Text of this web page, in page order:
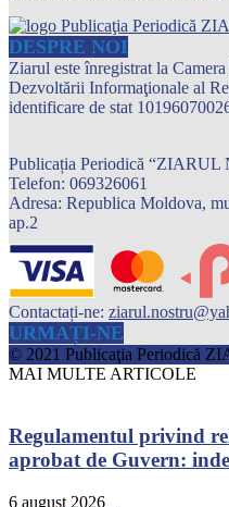
DESPRE NOI
Ziarul este înregistrat la
Dezvoltării Informaţionale al
identificare de stat
Publicația Periodică
Telefon: 069326061
Adresa: Republica Moldova,
ap.2
Contactați-ne:
URMAȚI-NE
© 2021 Publicaţia Periodică
MAI MULTE ARTICOLE
Regulamentul privind
aprobat de Guvern:
6 august 2026